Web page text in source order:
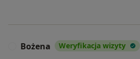
Bożena Weryfikacja wizyty